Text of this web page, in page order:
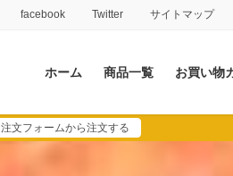
facebook Twitter サイトマップ
ホーム 商品一覧 お買い物
注文フォームから注文する